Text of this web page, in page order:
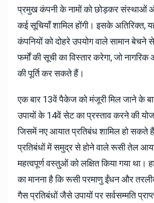
प्रमुख कंपनी के नामों को छोड़कर संस्थाओं
कई सूचियाँ शामिल होंगी। इसके अतिरिक्त,
कंपनियों को दोहरे उपयोग वाले सामान बेचने
फर्मों की सूची का विस्तार करेगा, जो नागरिक
की पूर्ति कर सकते हैं।
एक बार 13वें पैकेज को मंजूरी मिल जाने के
उपायों के 14वें सेट का प्रस्ताव करने की
जिसमें नए आयात प्रतिबंध शामिल हो सकते
प्रतिबंधों में समुद्र से होने वाले रूसी तेल
महत्वपूर्ण वस्तुओं को लक्षित किया गया था।
का मानना ​​है कि रूसी परमाणु ईंधन और
गैस प्रतिबंधों जैसे उपायों पर सर्वसम्मति